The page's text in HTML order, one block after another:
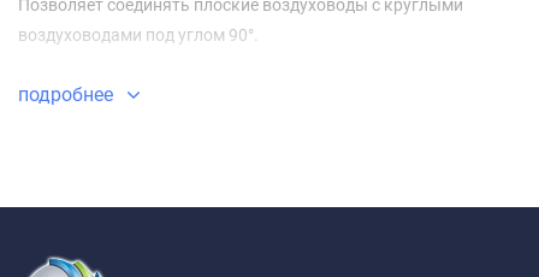
Позволяет соединять плоские воздуховоды с круглыми
воздуховодами под углом 90°.
подробнее